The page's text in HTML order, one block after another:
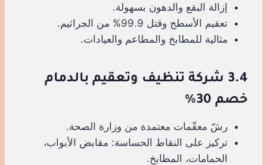
إزالة البقع والدهون بسهولة.
تعقيم الأسطح وقتل 99.9% من الجراثيم.
مثالية للمطابخ والمطاعم والعيادات.
3.4 شركة تنظيف وتعقيم بالدمام
خصم 30%
رشّ معقّمات معتمدة من وزارة الصحة.
تركيز على النقاط الحساسة: مقابض الأبواب،
الحمامات، المطابخ.